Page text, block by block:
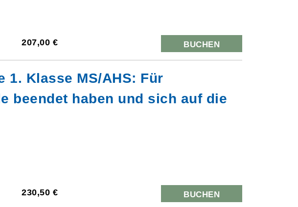
207,00 € BUCHEN
Klasse MS/AHS: Für
beendet haben und sich auf die
230,50 € BUCHEN